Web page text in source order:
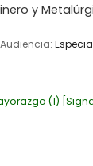
y
(1)